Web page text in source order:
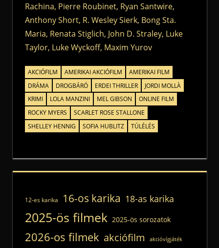
Rachina, Pierre Roubinet, Ryan Santwire,
Anthony Short, R. Wesley Sierk, Bong Sta.
Maria, Renata Stiglich, John D. Straley, Luke
Taylor, Luke Wyckoff, Maxim Yurov
AKCIÓFILM AMERIKAI AKCIÓFILM
AMERIKAI FILM
DRÁMA
DROGBÁRÓ ERDEI THRILLER
JORDI MOLLÀ
KRIMI
LOLA MANZINI MEL GIBSON
ONLINE FILM
ROCKY MYERS
SCARLET ROSE STALLONE
SHELLEY HENNIG
SOFIA HUBLITZ TÚLÉLÉS
12-es karika 16-os karika 18-as karika
2025-ös filmek 2025-ös sorozatok
2026-os filmek akciófilm akcióvígjáték